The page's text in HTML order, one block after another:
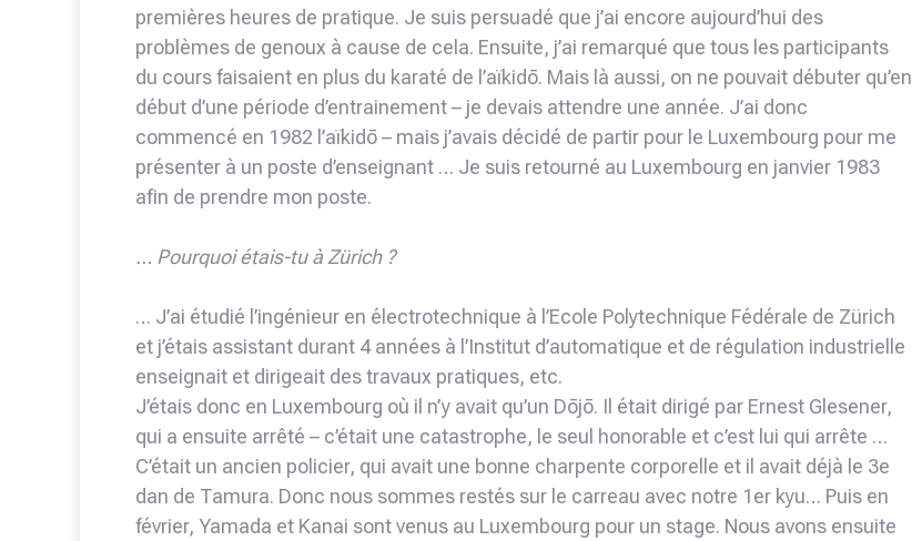
premières heures de pratique. Je suis persuadé que j’ai encore aujourd’hui des
problèmes de genoux à cause de cela. Ensuite, j’ai remarqué que tous les participants
du cours faisaient en plus du karaté de l’aïkidō. Mais là aussi, on ne pouvait débuter qu’en
début d’une période d’entrainement – je devais attendre une année. J’ai donc
commencé en 1982 l’aïkidō – mais j’avais décidé de partir pour le Luxembourg pour me
présenter à un poste d’enseignant … Je suis retourné au Luxembourg en janvier 1983
afin de prendre mon poste.
… Pourquoi étais-tu à Zürich ?
… J’ai étudié l’ingénieur en électrotechnique à l’Ecole Polytechnique Fédérale de Zürich
et j’étais assistant durant 4 années à l’Institut d’automatique et de régulation industrielle
enseignait et dirigeait des travaux pratiques, etc.
J’étais donc en Luxembourg où il n’y avait qu’un Dōjō. Il était dirigé par Ernest Glesener,
qui a ensuite arrêté – c’était une catastrophe, le seul honorable et c’est lui qui arrête …
C’était un ancien policier, qui avait une bonne charpente corporelle et il avait déjà le 3e
dan de Tamura. Donc nous sommes restés sur le carreau avec notre 1er kyu… Puis en
février, Yamada et Kanai sont venus au Luxembourg pour un stage. Nous avons ensuite